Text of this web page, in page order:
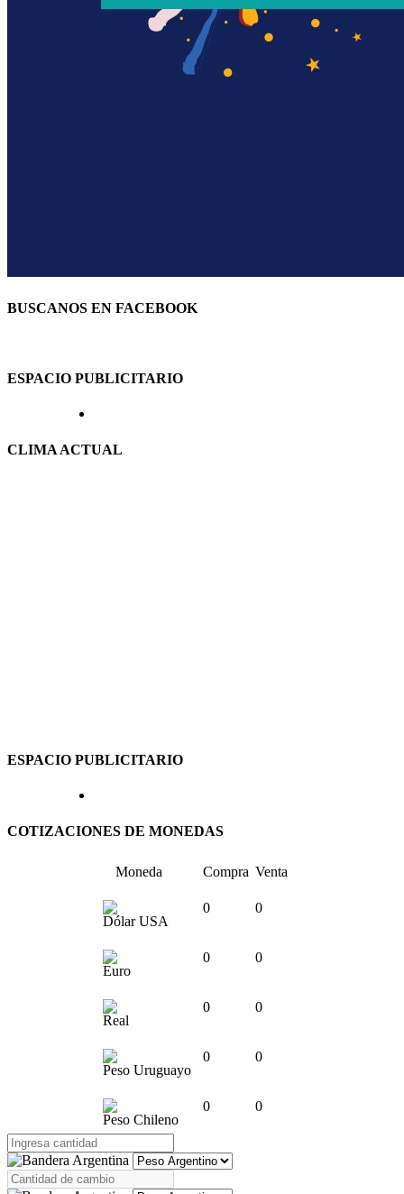
BUSCANOS EN FACEBOOK
ESPACIO PUBLICITARIO
CLIMA ACTUAL
ESPACIO PUBLICITARIO
COTIZACIONES DE MONEDAS
Moneda Compra Venta
Dólar USA
0 0
Euro
0 0
Real
0 0
Peso Uruguayo
0 0
Peso Chileno
0 0